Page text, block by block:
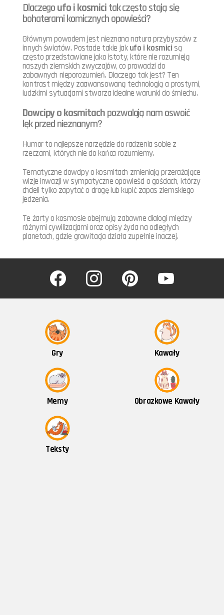
Dlaczegoufo i kosmicitak często stają się
bohaterami komicznych opowieści?
Głównym powodem jest nieznana natura przybyszów z
innych światów. Postacie takie jakufo i kosmici są
często przedstawiane jako istoty, które nie rozumieją
naszych ziemskich zwyczajów, co prowadzi do
zabawnych nieporozumień. Dlaczego tak jest? Ten
kontrast między zaawansowaną technologią a prostymi,
ludzkimi sytuacjami stwarza idealne warunki do śmiechu.
Dowcipy o kosmitachpozwalają nam oswoić
lęk przed nieznanym?
Humor to najlepsze narzędzie do radzenia sobie z
rzeczami, których nie do końca rozumiemy.
Tematyczne dowcipy o kosmitach zmieniają przerażające
wizje inwazji w sympatyczne opowieści o gościach, którzy
chcieli tylko zapytać o drogę lub kupić zapas ziemskiego
jedzenia.
Te żarty o kosmosie obejmują zabawne dialogi między
różnymi cywilizacjami oraz opisy życia na odległych
planetach, gdzie grawitacja działa zupełnie inaczej.
facebook instagram pinterest youtube
Gry Kawały
Memy Obrazkowe Kawały
Teksty